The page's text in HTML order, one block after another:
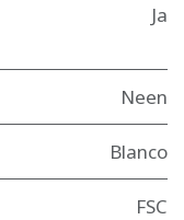
Ja
Neen
Blanco
FSC